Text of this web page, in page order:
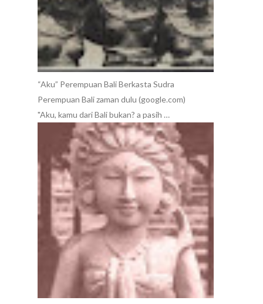
“Aku” Perempuan Bali Berkasta Sudra
Perempuan Bali zaman dulu (google.com)
"Aku, kamu dari Bali bukan? a pasih …